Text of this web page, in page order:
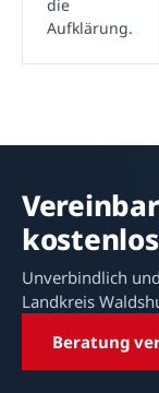
die
Aufklärung.
Unverbindlich
Landkreis
Beratung